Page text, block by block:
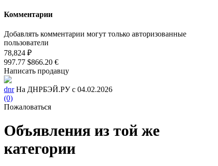
Комментарии
Добавлять комментарии могут только авторизованные
пользователи
78,824 ₽
997.77 $866.20 €
Написать продавцу
dnr На ДНРБЭЙ.РУ с 04.02.2026
(0)
Пожаловаться
Объявления из той же
категории